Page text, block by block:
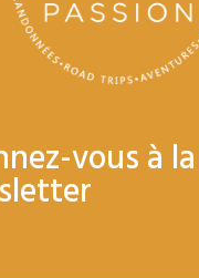
vous à la